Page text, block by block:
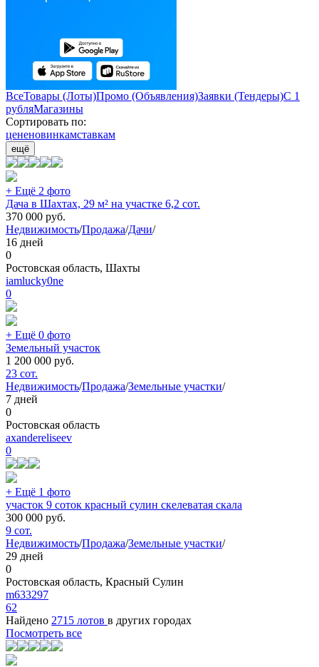
ВсеТовары (Лоты)Промо (Объявления)Заявки (Тендеры)С 1
рубляМагазины
Сортировать по:
цененовинкамставкам
ещё
+ Ещё 2 фото
Дача в Шахтах, 29 м² на участке 6,2 сот.
370 000 руб.
Недвижимость/Продажа/Дачи/
16 дней
0
Ростовская область, Шахты
iamlucky0ne
0
+ Ещё 0 фото
Земельный участок
1 200 000 руб.
23 сот.
Недвижимость/Продажа/Земельные участки/
7 дней
0
Ростовская область
axandereliseev
0
+ Ещё 1 фото
участок 9 соток красный сулин скелеватая скала
300 000 руб.
9 сот.
Недвижимость/Продажа/Земельные участки/
29 дней
0
Ростовская область, Красный Сулин
m633297
62
Найдено 2715 лотов в других городах
Посмотреть все